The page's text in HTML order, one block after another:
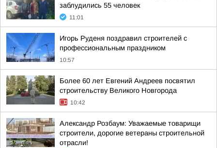
заблудились 55 человек
11:01
Игорь Руденя поздравил строителей с
профессиональным праздником
10:57
Более 60 лет Евгений Андреев посвятил
строительству Великого Новгорода
10:42
Александр Розбаум: Уважаемые товарищи
строители, дорогие ветераны строительной
отрасли!